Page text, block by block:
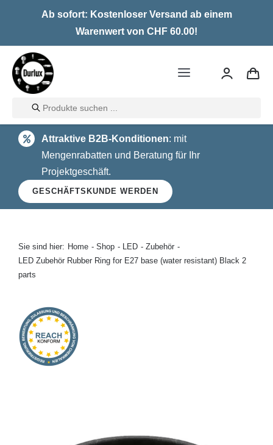
Ab sofort: Kostenloser Versand ab einem
Warenwert von CHF 60.00!
Toggle
Home
LED
Halogen
Glühlampen
Kontakt
Products
search
Attraktive B2B-Konditionen: mit
Mengenrabatten und Beratung für Ihr
Projektgeschäft.
GESCHÄFTSKUNDE WERDEN
Sie sind hier: Home Shop LED
Zubehör
LED Zubehör Rubber Ring for E27 base (water resistant) Black 2
parts